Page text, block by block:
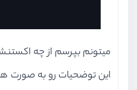
میتونم بپرسم از چه
این توضحیات رو به صورت